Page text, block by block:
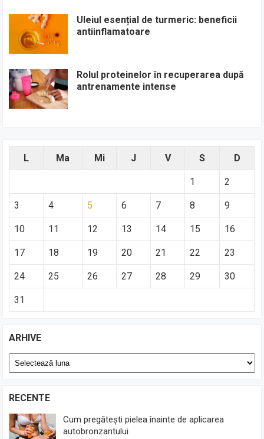
Uleiul esențial de turmeric: beneficii
antiinflamatoare
Rolul proteinelor în recuperarea după
antrenamente intense
L Ma Mi J V S D
1 2
3 4 5 6 7 8 9
10 11 12 13 14 15 16
17 18 19 20 21 22 23
24 25 26 27 28 29 30
31
ARHIVE
Arhive
RECENTE
Cum pregătești pielea înainte de aplicarea
autobronzantului